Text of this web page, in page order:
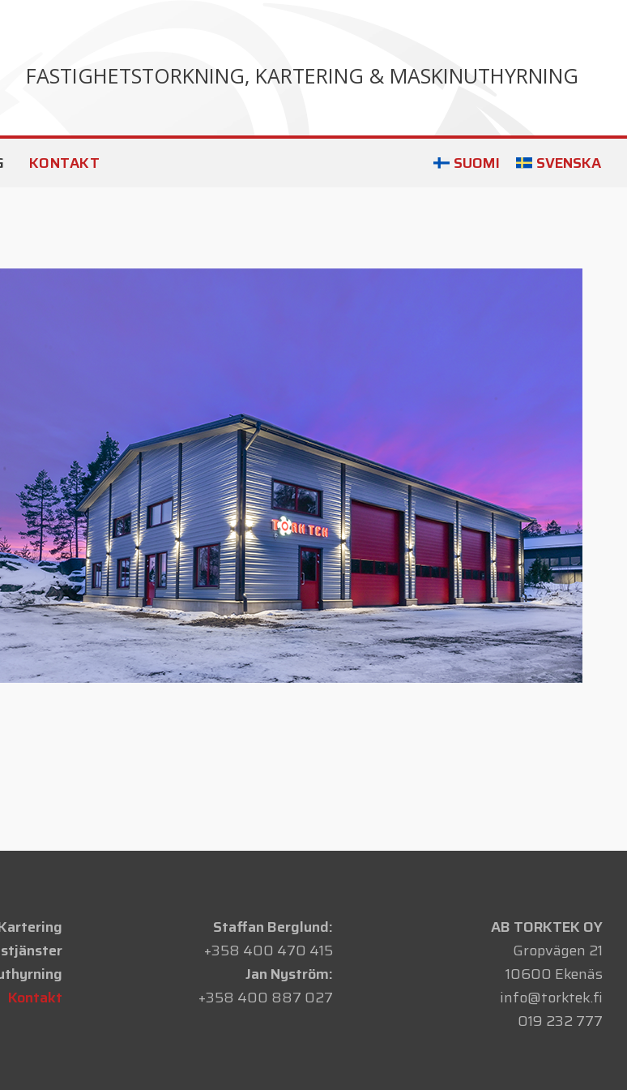
FASTIGHETSTORKNING, KARTERING & MASKINUTHYRNING
KONTAKT SUOMI SVENSKA
Kontakt
Staffan Berglund:
+358 400 470 415
Jan Nyström:
+358 400 887 027
AB TORKTEK OY
Gropvägen 21
10600 Ekenäs
info@torktek.fi
019 232 777